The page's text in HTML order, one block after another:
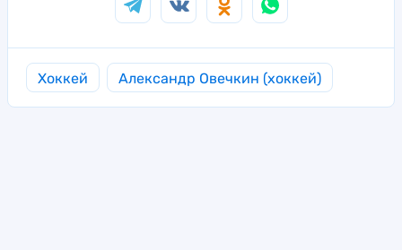
Хоккей Александр Овечкин (хоккей)